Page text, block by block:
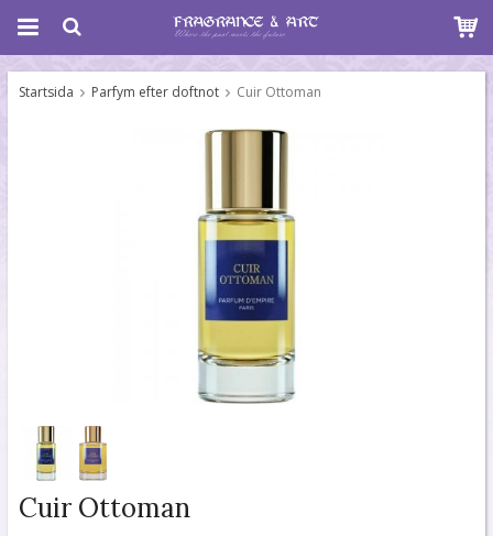
Startsida Parfym efter doftnot Cuir Ottoman
Cuir Ottoman